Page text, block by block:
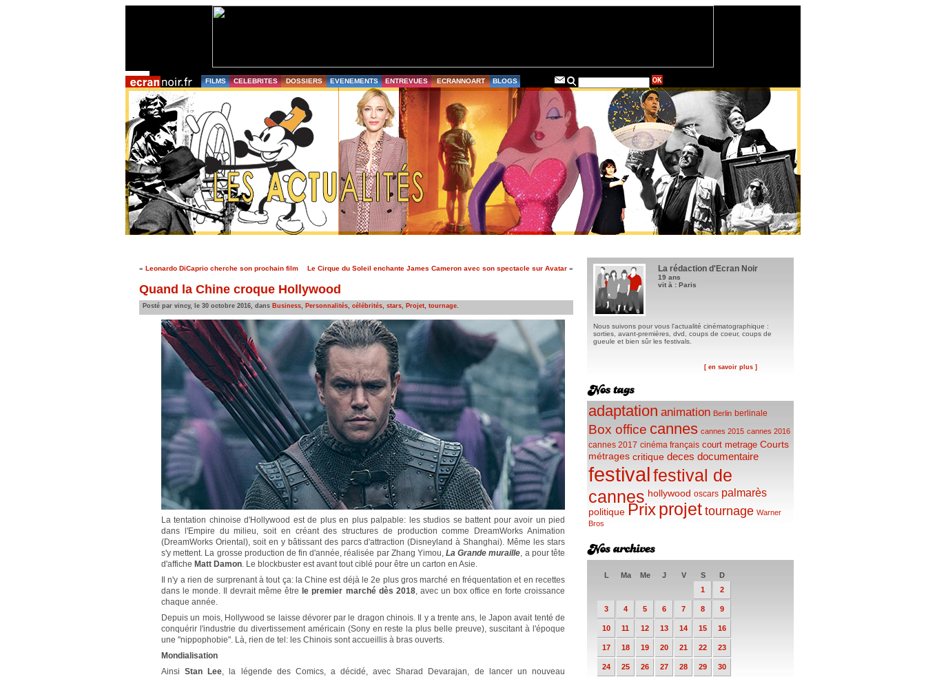
FILMS CELEBRITES DOSSIERS EVENEMENTS ENTREVUES ECRANNOART BLOGS
« Leonardo DiCaprio cherche son prochain film Le Cirque du Soleil enchante James Cameron avec son spectacle sur Avatar »
Quand la Chine croque Hollywood
Posté par vincy, le 30 octobre 2016, dans Business, Personnalités, célébrités, stars, Projet, tournage.
La tentation chinoise d'Hollywood est de plus en plus palpable: les studios se battent pour avoir un pied
dans l'Empire du milieu, soit en créant des structures de production comme DreamWorks Animation
(DreamWorks Oriental), soit en y bâtissant des parcs d'attraction (Disneyland à Shanghai). Même les stars
s'y mettent. La grosse production de fin d'année, réalisée par Zhang Yimou,La Grande muraille, a pour tête
d'affiche Matt Damon. Le blockbuster est avant tout ciblé pour être un carton en Asie.
Il n'y a rien de surprenant à tout ça: la Chine est déjà le 2e plus gros marché en fréquentation et en recettes
dans le monde. Il devrait même être le premier marché dès 2018, avec un box office en forte croissance
chaque année.
Depuis un mois, Hollywood se laisse dévorer par le dragon chinois. Il y a trente ans, le Japon avait tenté de
conquérir l'industrie du divertissement américain (Sony en reste la plus belle preuve), suscitant à l'époque
une "nippophobie". Là, rien de tel: les Chinois sont accueillis à bras ouverts.
Mondialisation
AinsiStan Lee, la légende des Comics, a décidé, avec Sharad Devarajan, de lancer un nouveau
La rédaction d'Ecran Noir
19 ans
vit à : Paris
Nous suivons pour vous l'actualité cinématographique :
sorties, avant-premières, dvd, coups de coeur, coups de
gueule et bien sûr les festivals.
[ en savoir plus ]
adaptation animation Berlin berlinale
Box office cannes cannes 2015 cannes 2016
cannes 2017 cinéma français court metrage Courts
métrages critique deces documentaire
festivalfestival de
cannes hollywood oscars palmarès
politique Prixprojet tournage Warner
Bros
L Ma Me J V S
D
1
2
3 4 5 6 7 8 9
10 11 12 13 14 15 16
17 18 19 20 21 22 23
24 25 26 27 28 29 30